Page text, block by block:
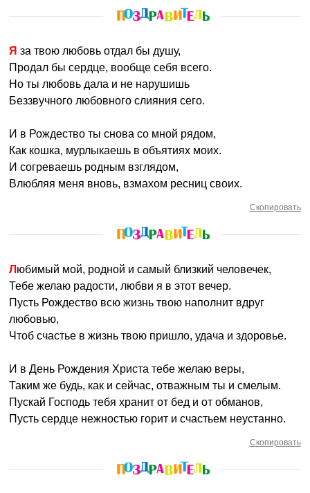
Я за твою любовь отдал бы душу,
Продал бы сердце, вообще себя всего.
Но ты любовь дала и не нарушишь
Беззвучного любовного слияния сего.
И в Рождество ты снова со мной рядом,
Как кошка, мурлыкаешь в объятиях моих.
И согреваешь родным взглядом,
Влюбляя меня вновь, взмахом ресниц своих.
Скопировать
Любимый мой, родной и самый близкий человечек,
Тебе желаю радости, любви я в этот вечер.
Пусть Рождество всю жизнь твою наполнит вдруг
любовью,
Чтоб счастье в жизнь твою пришло, удача и здоровье.
И в День Рождения Христа тебе желаю веры,
Таким же будь, как и сейчас, отважным ты и смелым.
Пускай Господь тебя хранит от бед и от обманов,
Пусть сердце нежностью горит и счастьем неустанно.
Скопировать